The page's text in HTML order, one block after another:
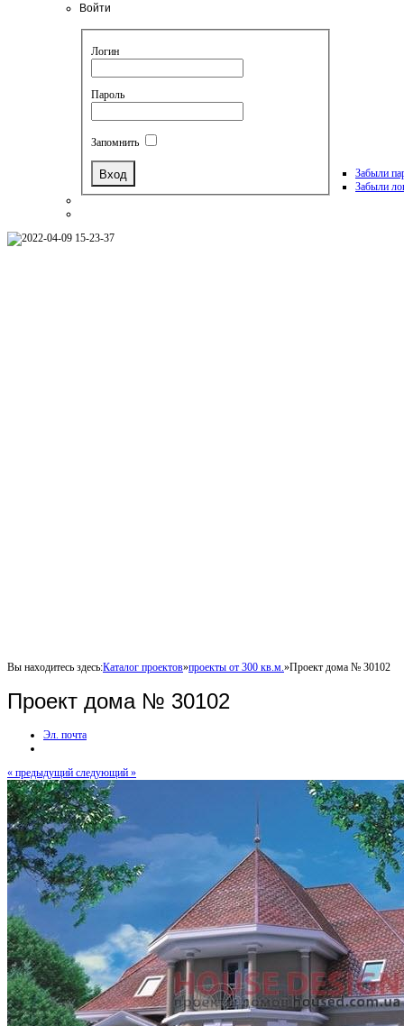
Войти
Логин
Пароль
Запомнить
Забыли
Забыли
Вы находитесь здесь:Каталог проектов»проекты от 300 кв.м. »Проект дома № 30102
Проект дома № 30102
Эл. почта
« предыдущий следующий »